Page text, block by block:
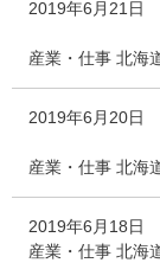
2019年6月21日
産業・仕事 北海
2019年6月20日
産業・仕事 北海
2019年6月18日
産業・仕事 北海